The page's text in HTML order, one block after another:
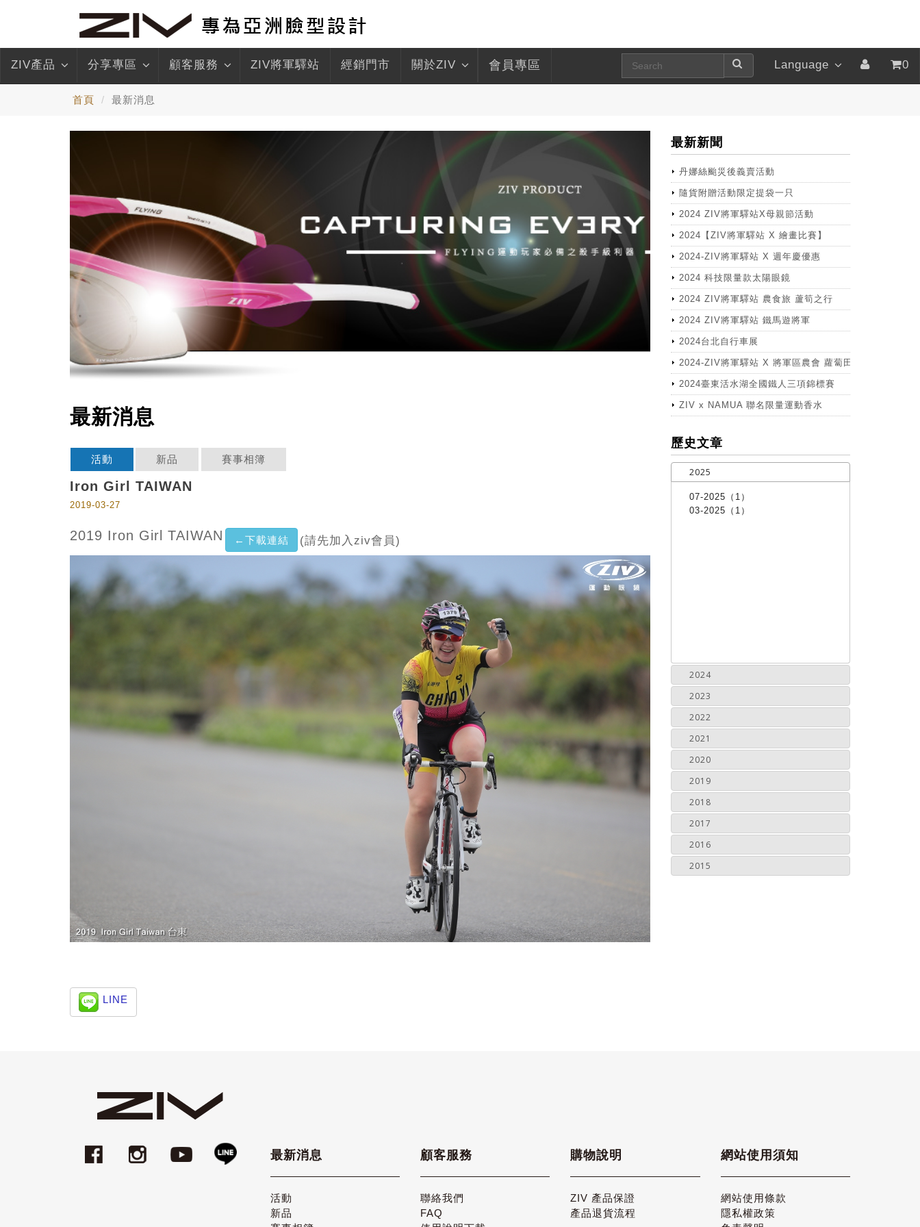
ZIV產品 分享專區 顧客服務 ZIV將軍驛站 經銷門市 關於ZIV 會員專區 Language 0
首頁 最新消息
最新消息
活動 新品 賽事相簿
Iron Girl TAIWAN
2019-03-27
2019 Iron Girl TAIWAN ←下載連結 (請先加入ziv會員)
LINE
最新新聞
丹娜絲颱災後義賣活動
隨貨附贈活動限定提袋一只
2024 ZIV將軍驛站X母親節活動
2024【ZIV將軍驛站 X 繪畫比賽】
2024-ZIV將軍驛站 X 週年慶優惠
2024 科技限量款太陽眼鏡
2024 ZIV將軍驛站 農食旅 蘆筍之行
2024 ZIV將軍驛站 鐵馬遊將軍
2024台北自行車展
2024-ZIV將軍驛站 X 將軍區農會 蘿蔔田體驗活動
2024臺東活水湖全國鐵人三項錦標賽
ZIV x NAMUA 聯名限量運動香水
more
歷史文章
2025
07-2025（1）
03-2025（1）
2024
2023
2022
2021
2020
2019
2018
2017
2016
2015
最新消息
活動
新品
顧客服務
聯絡我們
FAQ
購物說明
ZIV 產品保證
產品退貨流程
網站使用須知
網站使用條款
隱私權政策